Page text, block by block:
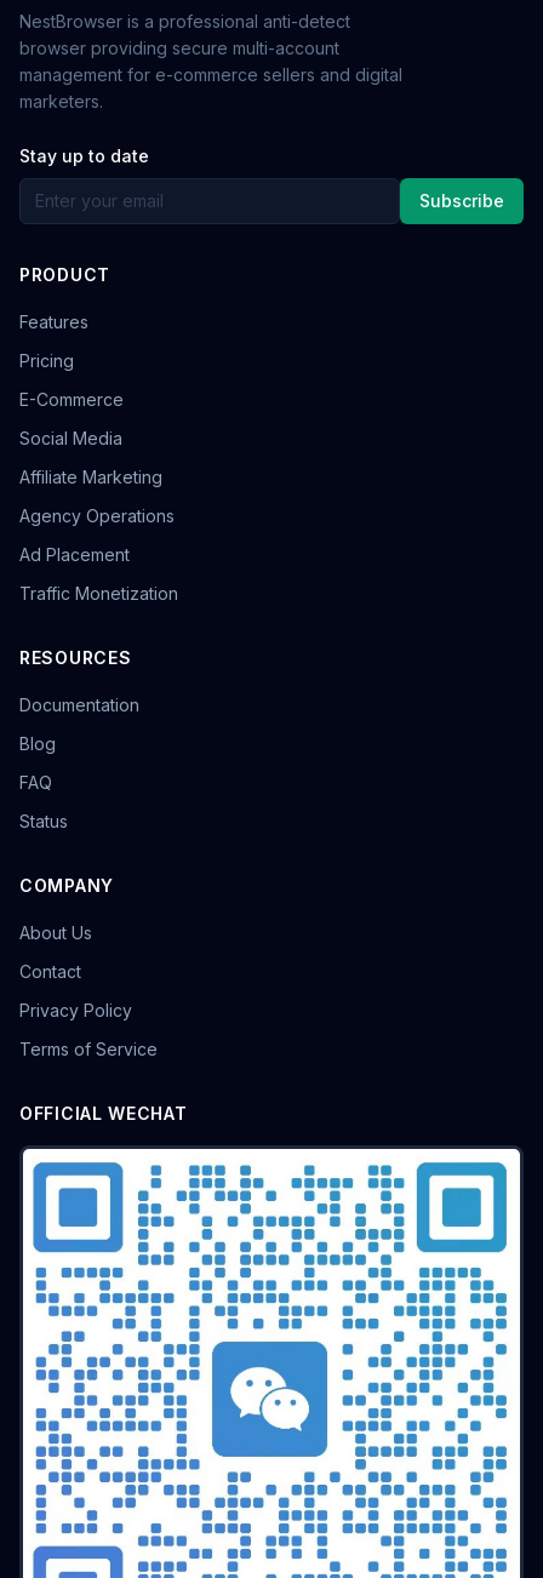
NestBrowser is a professional anti-detect
browser providing secure multi-account
management for e-commerce sellers and digital
marketers.
Stay up to date
Subscribe
PRODUCT
Features
Pricing
E-Commerce
Social Media
Affiliate Marketing
Agency Operations
Ad Placement
Traffic Monetization
RESOURCES
Documentation
Blog
FAQ
Status
COMPANY
About Us
Contact
Privacy Policy
Terms of Service
OFFICIAL WECHAT